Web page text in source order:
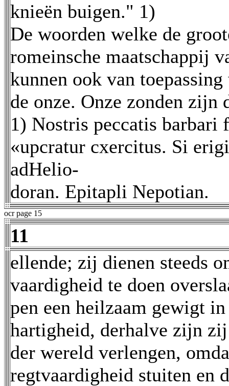
knieën buigen." 1)
De woorden welke de
romeinsche maatschappij
kunnen ook van
de onze. Onze zonden zijn
1) Nostris peccatis
«upcratur cxercitus. Si
adHelio-
doran. Epitapli Nepotian.
ocr page 15
11
ellende; zij dienen steeds
vaardigheid te doen
pen een heilzaam gewigt
hartigheid, derhalve zijn
der wereld verlengen,
regtvaardigheid stuiten en